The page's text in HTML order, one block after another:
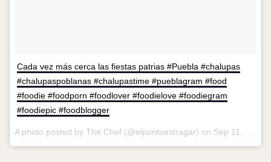
Cada vez más cerca las fiestas patrias #Puebla #chalupas
#chalupaspoblanas #chalupastime #pueblagram #food
#foodie #foodporn #foodlover #foodielove #foodiegram
#foodiepic #foodblogger
A photo posted by The Chef (@elpuntoestragar) on Sep 11, 2016 at 12:04pm PDT